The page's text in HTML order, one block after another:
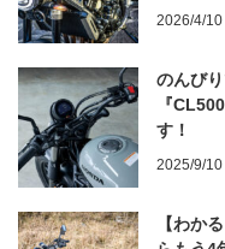
てなら
2026/4/10
のんび
『
す！
2025/9/10
【わか